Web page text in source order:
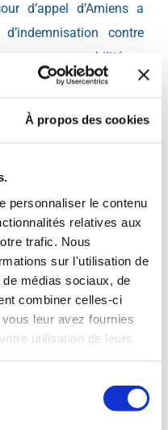
À propos des cookies
personnaliser le contenu
relatives aux
trafic. Nous
sur l'utilisation de
médias sociaux, de
combiner celles-ci
leur avez fournies
utilisation de leurs
d’appel d’Amiens a
contre
sa responsabilité ne
la cour, l’agent ne
la solvabilité de
de vente. Les
qui ils vendaient, dans
libres de ne pas
que les garanties
pour eux, un
n’a pas du tout eu la
immobilier est non
et d’information,
des garanties ou les